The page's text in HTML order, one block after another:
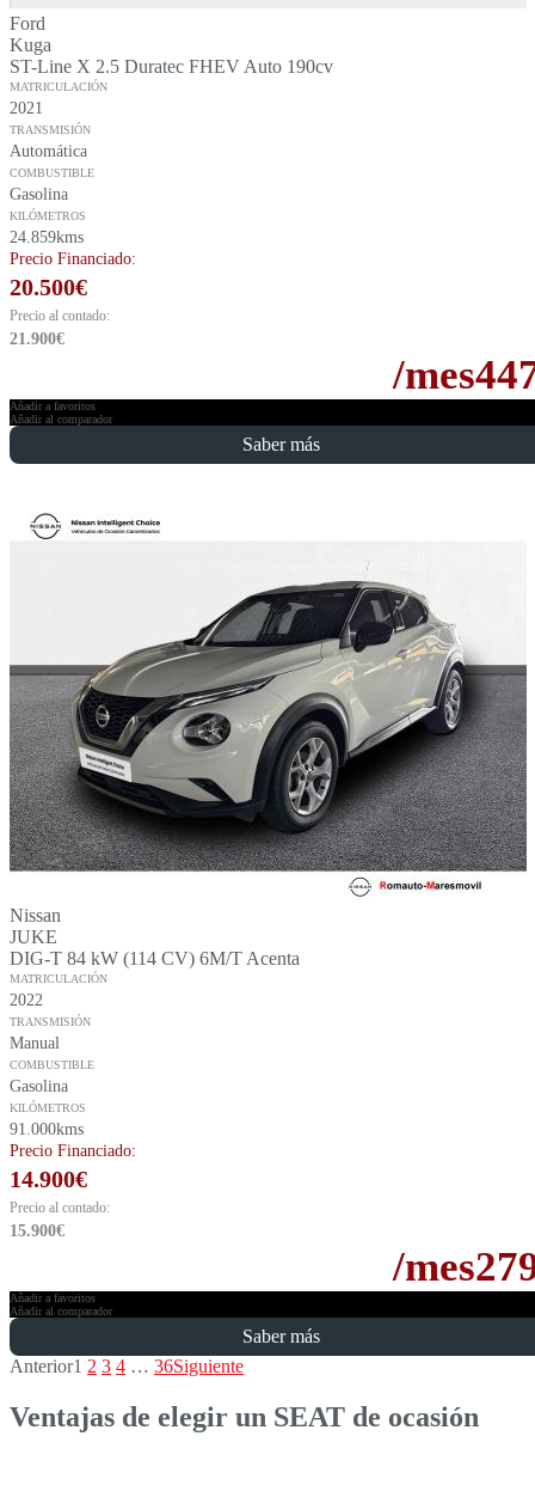
Ford
Kuga
ST-Line X 2.5 Duratec FHEV Auto 190cv
MATRICULACIÓN
2021
TRANSMISIÓN
Automática
COMBUSTIBLE
Gasolina
KILÓMETROS
24.859kms
Precio Financiado:
20.500€
Precio al contado:
21.900€
/mes
Añadir a favoritos
Añadir al comparador
Saber más
Nissan
JUKE
DIG-T 84 kW (114 CV) 6M/T Acenta
MATRICULACIÓN
2022
TRANSMISIÓN
Manual
COMBUSTIBLE
Gasolina
KILÓMETROS
91.000kms
Precio Financiado:
14.900€
Precio al contado:
15.900€
/mes
Añadir a favoritos
Añadir al comparador
Saber más
Anterior1 2 3 4 … 36Siguiente
Ventajas de elegir un SEAT de ocasión